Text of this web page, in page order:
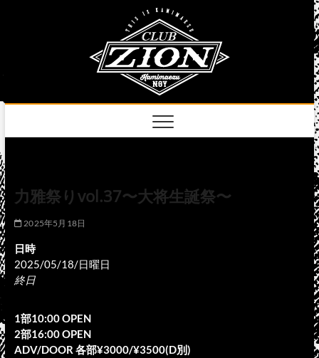
力雅祭りvol.37〜大将生誕祭〜
2025年5月18日
日時
2025/05/18/日曜日
終日
1部10:00 OPEN
2部16:00 OPEN
ADV/DOOR 各部¥3000/¥3500(D別)